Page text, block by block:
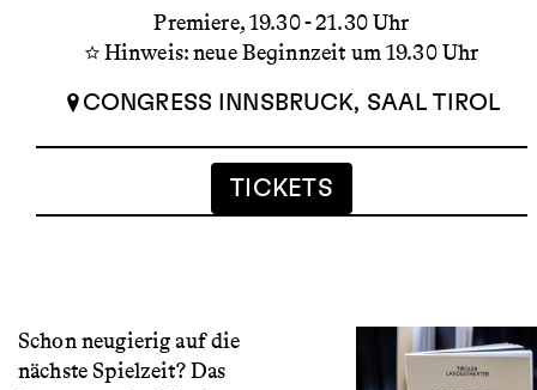
Premiere 19.30 - 21.30 Uhr
Hinweis: neue Beginnzeit um 19.30 Uhr
CONGRESS INNSBRUCK, SAAL TIROL
TICKETS
Schon neugierig auf die
nächste Spielzeit? Das